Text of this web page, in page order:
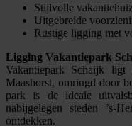
Stijlvolle
Uitgebreide
Rustige ligging met
Ligging Vakantiepark
Vakantiepark Schaijk
Maashorst, omringd door
park is de ideale
nabijgelegen steden ’s-
ontdekken.